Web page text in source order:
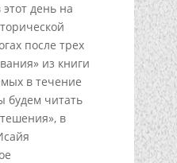
день на
после трех
из книги
в течение
будем читать
в